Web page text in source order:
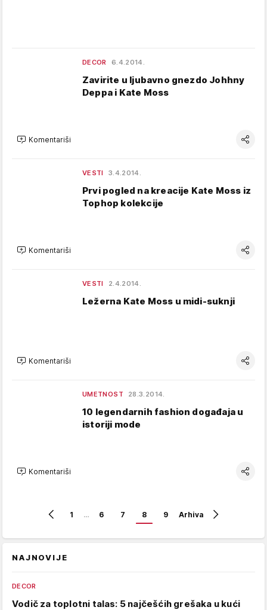
DECOR 6.4.2014.
Zavirite u ljubavno gnezdo Johhny
Deppa i Kate Moss
Komentariši
VESTI 3.4.2014.
Prvi pogled na kreacije Kate Moss iz
Tophop kolekcije
Komentariši
VESTI 2.4.2014.
Ležerna Kate Moss u midi-suknji
Komentariši
UMETNOST 28.3.2014.
10 legendarnih fashion događaja u
istoriji mode
Komentariši
1 … 6 7 8 9 Arhiva
NAJNOVIJE
DECOR
Vodič za toplotni talas: 5 najčešćih grešaka u kući